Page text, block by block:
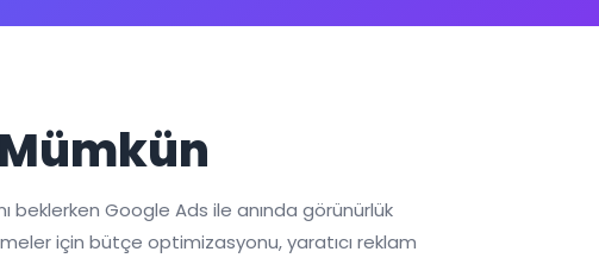
beklerken Google Ads ile anında görünürlük
için bütçe optimizasyonu, yaratıcı reklam